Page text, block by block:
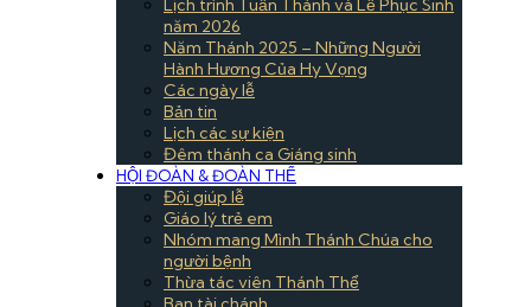
Lịch trình Tuần Thánh và Lễ Phục Sinh
năm 2026
Năm Thánh 2025 – Những Người
Hành Hương Của Hy Vọng
Các ngày lễ
Bản tin
Lịch các sự kiện
Đêm thánh ca Giáng sinh
HỘI ĐOÀN & ĐOÀN THỂ
Đội giúp lễ
Giáo lý trẻ em
Nhóm mang Mình Thánh Chúa cho
người bệnh
Thừa tác viên Thánh Thể